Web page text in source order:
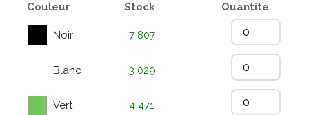
Couleur Stock Quantité
Noir 7 807
Blanc 3 029
Vert 4 471